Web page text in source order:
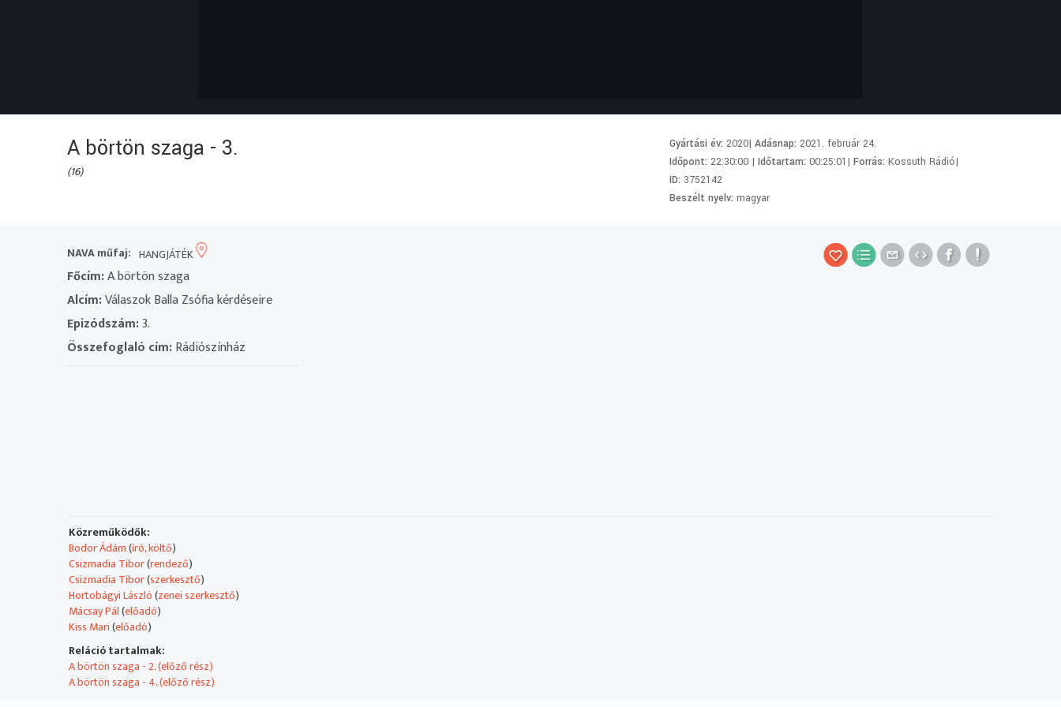
A börtön szaga - 3.
(16)
Gyártási év:2020|Adásnap:2021. február 24.
Időpont:22:30:00 |Időtartam:00:25:01|Forrás:Kossuth Rádió|
ID: 3752142
Beszélt nyelv:magyar
NAVA műfaj: HANGJÁTÉK
Főcím:A börtön szaga
Alcím:Válaszok Balla Zsófia kérdéseire
Epizódszám:3.
Összefoglaló cím:Rádiószínház
Közreműködők:
Bodor Ádám(író, költő)
Csizmadia Tibor(rendező)
Csizmadia Tibor(szerkesztő)
Hortobágyi László(zenei szerkesztő)
Mácsay Pál(előadó)
Kiss Mari(előadó)
Reláció tartalmak:
A börtön szaga - 2. (előző rész)
A börtön szaga - 4. (előző rész)